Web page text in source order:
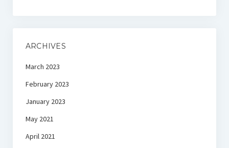
ARCHIVES
March 2023
February 2023
January 2023
May 2021
April 2021